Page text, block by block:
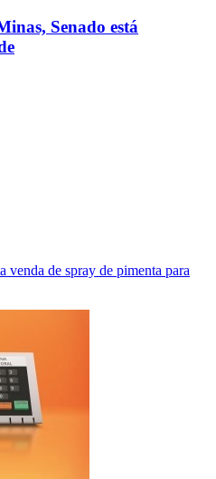
Senado está
venda de spray de pimenta para